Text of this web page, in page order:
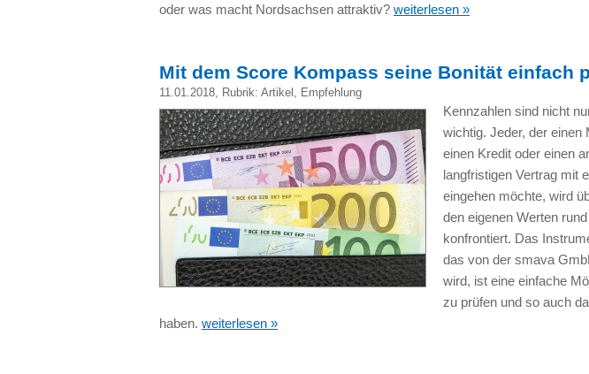
oder was macht Nordsachsen attraktiv? weiterlesen »
Mit dem Score Kompass seine Bonität einfach
11.01.2018 , Rubrik: Artikel Empfehlung
Kennzahlen sind nicht
wichtig. Jeder, der einen
einen Kredit oder einen
langfristigen Vertrag mit
eingehen möchte, wird
den eigenen Werten
konfrontiert. Das
das von der smava
wird, ist eine einfache
zu prüfen und so auch
haben. weiterlesen »